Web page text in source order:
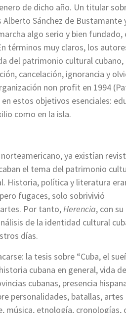
de dicho año. Un titular
Sánchez de Bustamante
algo serio y bien fundado,
términos muy claros, los
del patrimonio cultural cubano,
cancelación, ignorancia y
non profit en 1994
estos objetivos esenciales:
como en la isla.
ya existían
el tema del patrimonio
Historia, política y literatura
fugaces, solo sobrivivió
Por tanto,Herencia, con su
de la identidad cultural
días.
la tesis sobre “Cuba, el
cubana en general, vida
cubanas, presencia
personalidades, batallas,
música, etnología, cronologías,